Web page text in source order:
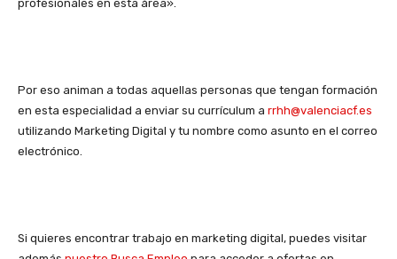
profesionales en esta área».
Por eso animan a todas aquellas personas que tengan formación
en esta especialidad a enviar su currículum a rrhh@valenciacf.es
utilizando Marketing Digital y tu nombre como asunto en el correo
electrónico.
Si quieres encontrar trabajo en marketing digital, puedes visitar